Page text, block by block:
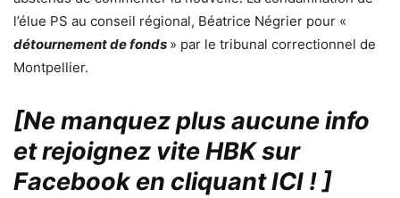
l’élue PS au conseil régional, Béatrice Négrier pour «
détournement de fonds » par le tribunal correctionnel de
Montpellier.
[Ne manquez plus aucune info
et rejoignez vite HBK sur
Facebook en cliquant ICI !]